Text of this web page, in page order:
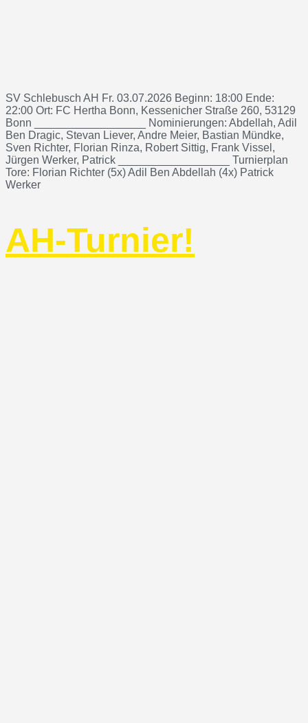
SV Schlebusch AH Fr. 03.07.2026 Beginn: 18:00 Ende:
22:00 Ort: FC Hertha Bonn, Kessenicher Straße 260, 53129
Bonn __________________ Nominierungen: Abdellah, Adil
Ben Dragic, Stevan Liever, Andre Meier, Bastian Mündke,
Sven Richter, Florian Rinza, Robert Sittig, Frank Vissel,
Jürgen Werker, Patrick __________________ Turnierplan
Tore: Florian Richter (5x) Adil Ben Abdellah (4x) Patrick
Werker
AH-Turnier!